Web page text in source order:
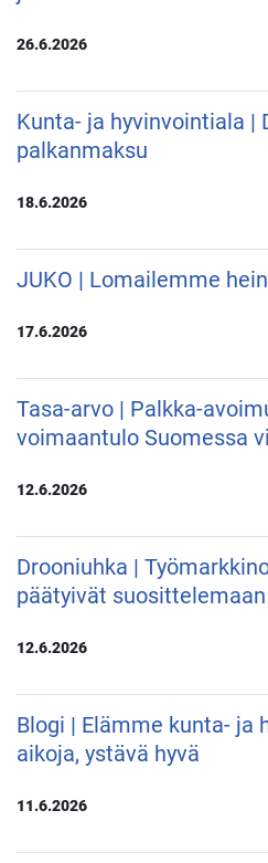
26.6.2026
Kunta- ja hyvinvointiala |
palkanmaksu
18.6.2026
JUKO | Lomailemme
17.6.2026
Tasa-arvo | Palkka-
voimaantulo Suomessa
12.6.2026
Drooniuhka |
päätyivät
12.6.2026
Blogi | Elämme kunta- ja
aikoja, ystävä hyvä
11.6.2026